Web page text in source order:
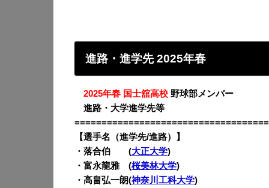
進路・進学先 2025年春
2025年春 国士舘高校 野球部メンバー
進路・大学進学先等
【選手名（進学先/進路）】
・落合伯 (大正大学)
・富永龍雅 (桜美林大学)
・高畠弘一朗(神奈川工科大学)